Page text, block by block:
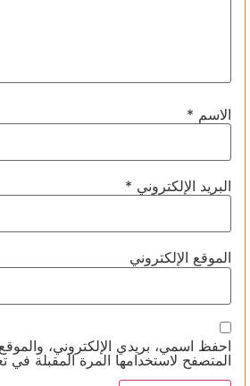
الاسم *
البريد الإلكتروني *
الموقع الإلكتروني
احفظ اسمي، بريدي الإلكتروني،
المتصفح لاستخدامها المرة المقبلة في